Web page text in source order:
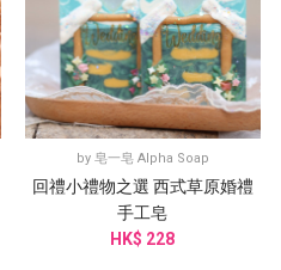
by 皂一皂 Alpha Soap
回禮小禮物之選 西式草原婚禮
手工皂
HK$ 228